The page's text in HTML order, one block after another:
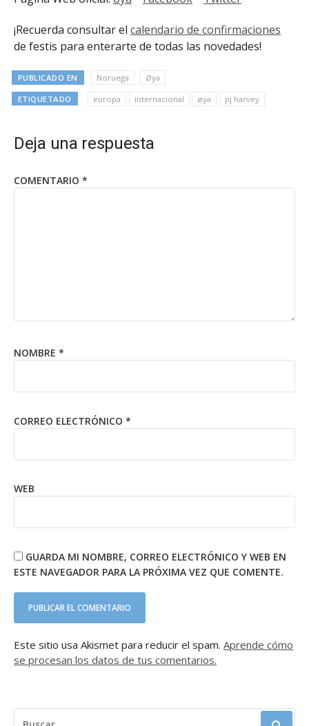
¡Recuerda consultar el calendario de confirmaciones
de festis para enterarte de todas las novedades!
PUBLICADO EN Noruega Øya
ETIQUETADO europa internacional øya pj harvey
Deja una respuesta
COMENTARIO *
NOMBRE *
CORREO ELECTRÓNICO *
WEB
GUARDA MI NOMBRE, CORREO ELECTRÓNICO Y WEB EN
ESTE NAVEGADOR PARA LA PRÓXIMA VEZ QUE COMENTE.
Este sitio usa Akismet para reducir el spam. Aprende cómo
se procesan los datos de tus comentarios.